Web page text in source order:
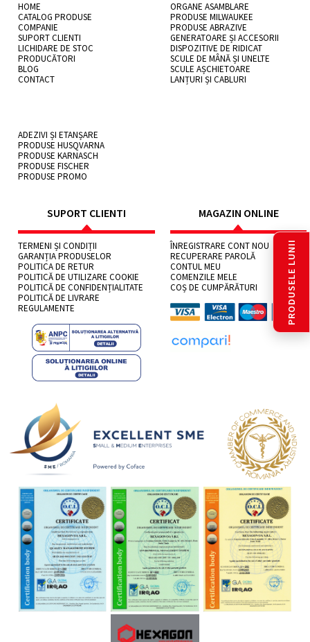
HOME
CATALOG PRODUSE
COMPANIE
SUPORT CLIENTI
LICHIDARE DE STOC
PRODUCĂTORI
BLOG
CONTACT
ORGANE ASAMBLARE
PRODUSE MILWAUKEE
PRODUSE ABRAZIVE
GENERATOARE ȘI ACCESORII
DISPOZITIVE DE RIDICAT
SCULE DE MÂNĂ ȘI UNELTE
SCULE AȘCHIETOARE
LANȚURI ȘI CABLURI
ADEZIVI ȘI ETANȘARE
PRODUSE HUSQVARNA
PRODUSE KARNASCH
PRODUSE FISCHER
PRODUSE PROMO
SUPORT CLIENTI
TERMENI ȘI CONDIȚII
GARANȚIA PRODUSELOR
POLITICA DE RETUR
POLITICĂ DE UTILIZARE COOKIE
POLITICĂ DE CONFIDENȚIALITATE
POLITICĂ DE LIVRARE
REGULAMENTE
MAGAZIN ONLINE
ÎNREGISTRARE CONT NOU
RECUPERARE PAROLĂ
CONTUL MEU
COMENZILE MELE
COȘ DE CUMPĂRĂTURI
PRODUSELE LUNII